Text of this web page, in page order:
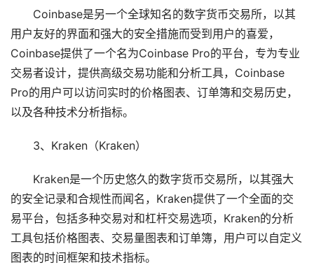
Coinbase是另一个全球知名的数字货币交易所，以其
用户友好的界面和强大的安全措施而受到用户的喜爱，
Coinbase提供了一个名为Coinbase Pro的平台，专为专业
交易者设计，提供高级交易功能和分析工具，Coinbase
Pro的用户可以访问实时的价格图表、订单簿和交易历史，
以及各种技术分析指标。
3、Kraken（Kraken）
Kraken是一个历史悠久的数字货币交易所，以其强大
的安全记录和合规性而闻名，Kraken提供了一个全面的交
易平台，包括多种交易对和杠杆交易选项，Kraken的分析
工具包括价格图表、交易量图表和订单簿，用户可以自定义
图表的时间框架和技术指标。